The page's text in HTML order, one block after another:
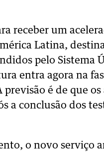
receber um
Latina,
pelo Sistema
entra agora na
previsão é de que
a conclusão dos
o novo serviço